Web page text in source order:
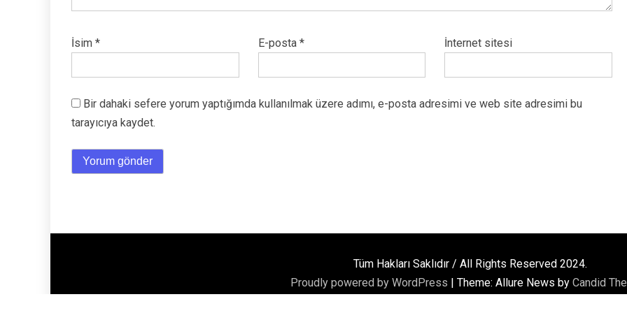
İsim * E-posta * İnternet sitesi
Bir dahaki sefere yorum yaptığımda kullanılmak üzere adımı, e-posta adresimi ve web site adresimi bu
tarayıcıya kaydet.
Tüm Hakları Saklıdır / All Rights Reserved 2024.
Proudly powered by WordPress | Theme: Allure News by Candid